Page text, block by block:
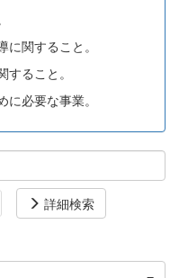
関すること。
ること。
必要な事業。
詳細検索